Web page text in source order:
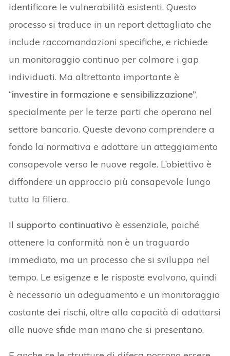
identificare le vulnerabilità esistenti. Questo
processo si traduce in un report dettagliato che
include raccomandazioni specifiche, e richiede
un monitoraggio continuo per colmare i gap
individuati. Ma altrettanto importante è
“investire in formazione e sensibilizzazione”,
specialmente per le terze parti che operano nel
settore bancario. Queste devono comprendere a
fondo la normativa e adottare un atteggiamento
consapevole verso le nuove regole. L’obiettivo è
diffondere un approccio più consapevole lungo
tutta la filiera.
Il supporto continuativoè essenziale, poiché
ottenere la conformità non è un traguardo
immediato, ma un processo che si sviluppa nel
tempo. Le esigenze e le risposte evolvono, quindi
è necessario un adeguamento e un monitoraggio
costante dei rischi, oltre alla capacità di adattarsi
alle nuove sfide man mano che si presentano.